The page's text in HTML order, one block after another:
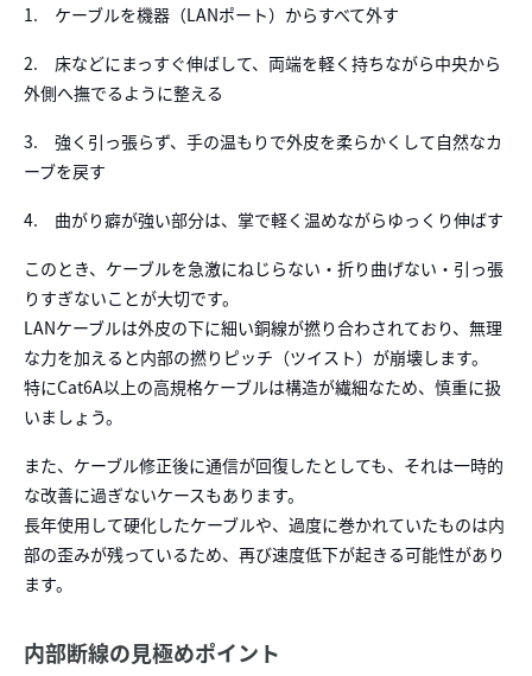
1. ケーブルを機器（LANポート）からすべて外す
2. 床などにまっすぐ伸ばして、両端を軽く持ちながら中央から
外側へ撫でるように整える
3. 強く引っ張らず、手の温もりで外皮を柔らかくして自然なカ
ーブを戻す
4. 曲がり癖が強い部分は、掌で軽く温めながらゆっくり伸ばす
このとき、ケーブルを急激にねじらない・折り曲げない・引っ張
りすぎないことが大切です。
LANケーブルは外皮の下に細い銅線が撚り合わされており、無理
な力を加えると内部の撚りピッチ（ツイスト）が崩壊します。
特にCat6A以上の高規格ケーブルは構造が繊細なため、慎重に扱
いましょう。
また、ケーブル修正後に通信が回復したとしても、それは一時的
な改善に過ぎないケースもあります。
長年使用して硬化したケーブルや、過度に巻かれていたものは内
部の歪みが残っているため、再び速度低下が起きる可能性があり
ます。
内部断線の見極めポイント